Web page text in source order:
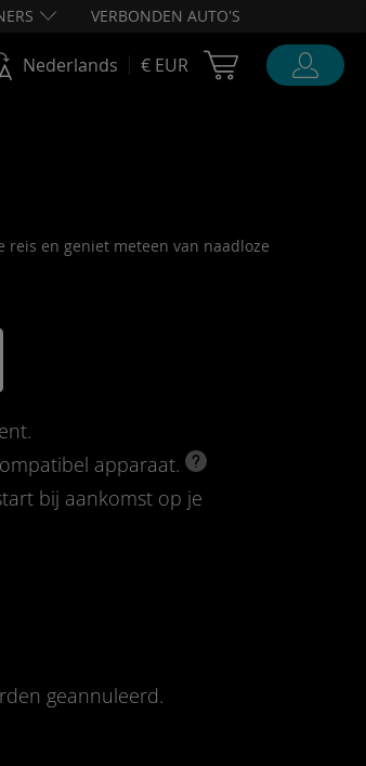
VERBONDEN AUTO'S
Nederlands € EUR Cart Ubigi
reis en geniet meteen van naadloze
apparaat.
bij aankomst op je
geannuleerd.